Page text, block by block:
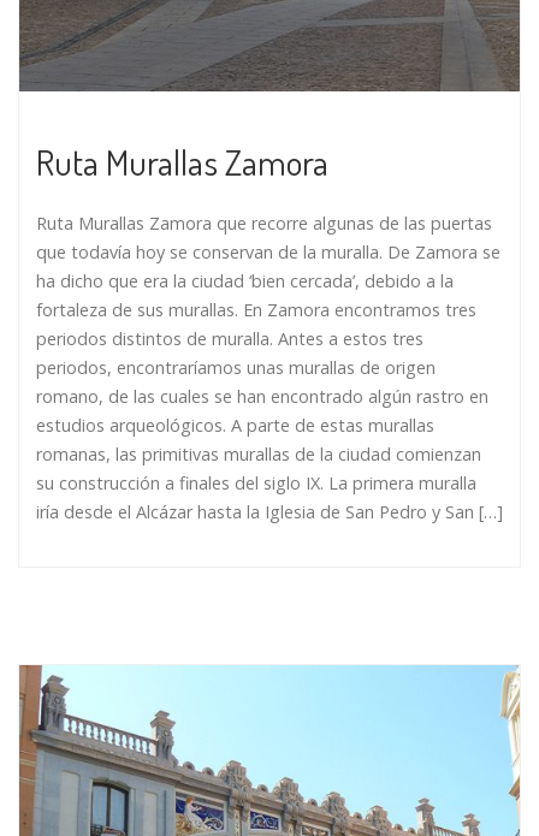
Ruta Murallas Zamora
Ruta Murallas Zamora que recorre algunas de las puertas
que todavía hoy se conservan de la muralla. De Zamora se
ha dicho que era la ciudad ‘bien cercada’, debido a la
fortaleza de sus murallas. En Zamora encontramos tres
periodos distintos de muralla. Antes a estos tres
periodos, encontraríamos unas murallas de origen
romano, de las cuales se han encontrado algún rastro en
estudios arqueológicos. A parte de estas murallas
romanas, las primitivas murallas de la ciudad comienzan
su construcción a finales del siglo IX. La primera muralla
iría desde el Alcázar hasta la Iglesia de San Pedro y San […]